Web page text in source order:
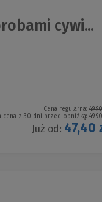
cywi...
Cena regularna:
cena z 30 dni przed obniżką:
Już od: 47,40